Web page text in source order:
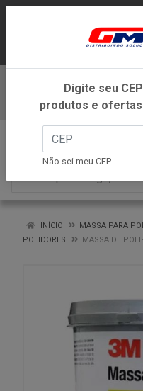
ATENDIMENTO
INÍCIO
MASSA PARA
POLIDORES
MASSA DE
Digite seu
produtos e
Não sei meu CEP